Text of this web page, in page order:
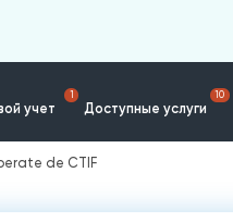
учет
1
Доступные услуги
10
de CTIF